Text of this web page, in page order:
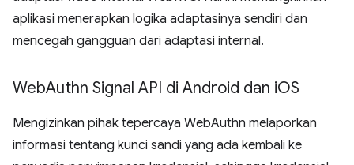
aplikasi menerapkan logika adaptasinya sendiri dan
mencegah gangguan dari adaptasi internal.
WebAuthn Signal API di Android dan iOS
Mengizinkan pihak tepercaya WebAuthn melaporkan
informasi tentang kunci sandi yang ada kembali ke